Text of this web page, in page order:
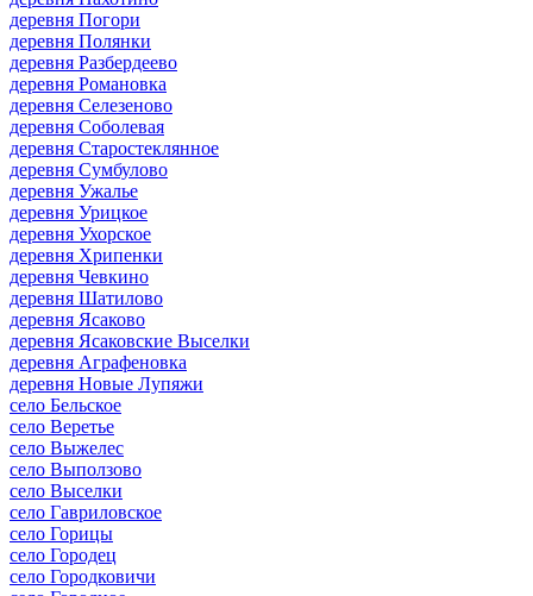
деревня Погори
деревня Полянки
деревня Разбердеево
деревня Романовка
деревня Селезеново
деревня Соболевая
деревня Старостеклянное
деревня Сумбулово
деревня Ужалье
деревня Урицкое
деревня Ухорское
деревня Хрипенки
деревня Чевкино
деревня Шатилово
деревня Ясаково
деревня Ясаковские Выселки
деревня Аграфеновка
деревня Новые Лупяжи
село Бельское
село Веретье
село Выжелес
село Выползово
село Выселки
село Гавриловское
село Горицы
село Городец
село Городковичи